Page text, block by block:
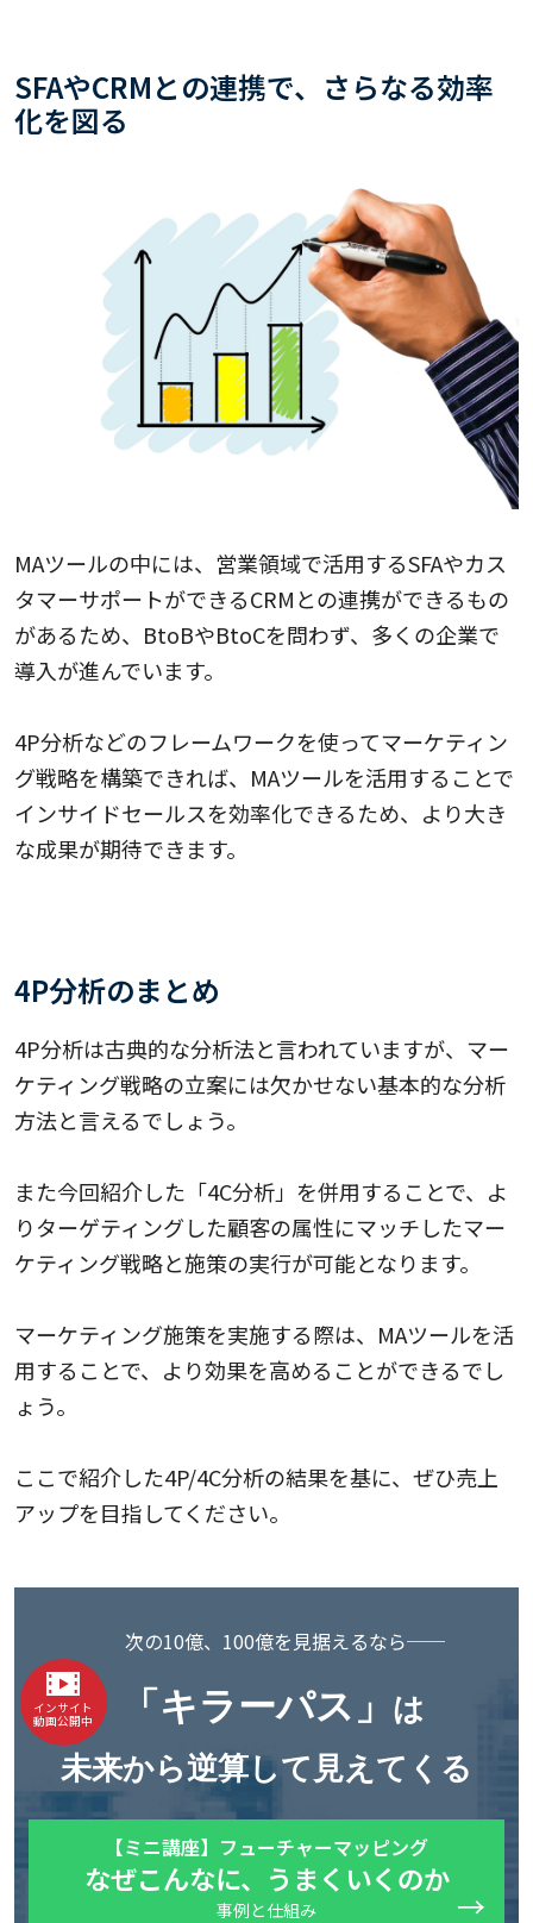
SFAやCRMとの連携で、さらなる効率
化を図る
MAツールの中には、営業領域で活用するSFAやカス
タマーサポートができるCRMとの連携ができるもの
があるため、BtoBやBtoCを問わず、多くの企業で
導入が進んでいます。
4P分析などのフレームワークを使ってマーケティン
グ戦略を構築できれば、MAツールを活用することで
インサイドセールスを効率化できるため、より大き
な成果が期待できます。
4P分析のまとめ
4P分析は古典的な分析法と言われていますが、マー
ケティング戦略の立案には欠かせない基本的な分析
方法と言えるでしょう。
また今回紹介した「4C分析」を併用することで、よ
りターゲティングした顧客の属性にマッチしたマー
ケティング戦略と施策の実行が可能となります。
マーケティング施策を実施する際は、MAツールを活
用することで、より効果を高めることができるでし
ょう。
ここで紹介した4P/4C分析の結果を基に、ぜひ売上
アップを目指してください。
インサイト
動画公開中
次の10億、100億を見据えるなら──
「キラーパス」 は
未来から逆算して見えてくる
【ミニ講座】フューチャーマッピング
なぜこんなに、うまくいくのか
事例と仕組み